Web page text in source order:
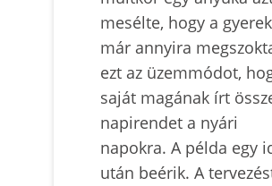
mesélte, hogy a
már annyira
ezt az üzemmódot,
saját magának írt
napirendet a nyári
napokra. A példa egy
után beérik. A